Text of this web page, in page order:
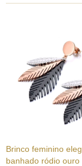
Brinco feminino
banhado ródio ouro